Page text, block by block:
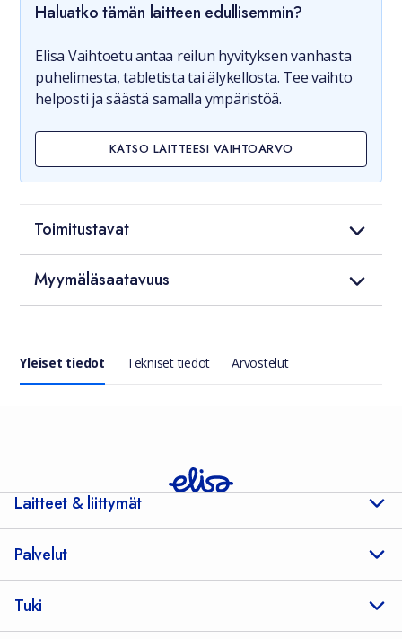
Haluatko tämän laitteen edullisemmin?
Elisa Vaihtoetu antaa reilun hyvityksen vanhasta
puhelimesta, tabletista tai älykellosta. Tee vaihto
helposti ja säästä samalla ympäristöä.
KATSO LAITTEESI VAIHTOARVO
Toimitustavat
Myymäläsaatavuus
Yleiset tiedot Tekniset tiedot Arvostelut
Laitteet & liittymät
Palvelut
Tuki